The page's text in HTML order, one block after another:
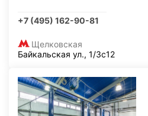
+7 (495) 162-90-81
Щелковская
Байкальская ул., 1/3с12